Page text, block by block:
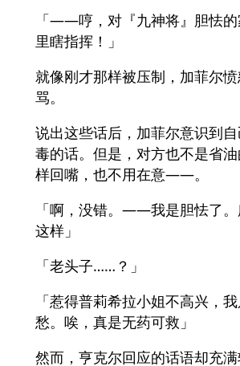
「――哼，对『九神将』胆怯
里瞎指挥！」
就像刚才那样被压制，加菲尔
骂。
说出这些话后，加菲尔意识到
毒的话。但是，对方也不是省
样回嘴，也不用在意——。
「啊，没错。――我是胆怯了
这样」
「老头子……？」
「惹得普莉希拉小姐不高兴，
愁。唉，真是无药可救」
然而，亨克尔回应的话语却充